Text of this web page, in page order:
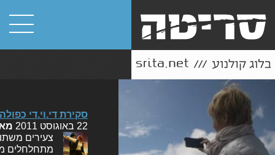
סקירת די.וי.די
22 באוגוסט 2011
צעירים
מתחלחלים